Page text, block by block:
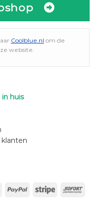
Coolblue.nl om de
website.
huis